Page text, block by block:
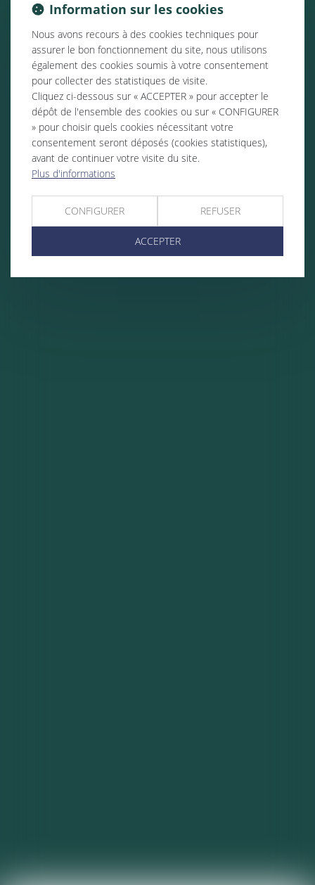
Information sur les cookies
Nous avons recours à des cookies techniques pour
assurer le bon fonctionnement du site, nous utilisons
également des cookies soumis à votre consentement
pour collecter des statistiques de visite.
Cliquez ci-dessous sur « ACCEPTER » pour accepter le
dépôt de l'ensemble des cookies ou sur « CONFIGURER
» pour choisir quels cookies nécessitant votre
consentement seront déposés (cookies statistiques),
avant de continuer votre visite du site.
Plus d'informations
CONFIGURER REFUSER
ACCEPTER